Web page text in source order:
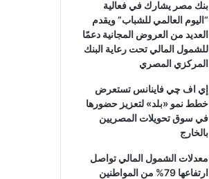
بنك مصر يشارك في فعالية
“اليوم العالمي للشباب” ويقدم
العديد من العروض المجانية دعمًا
للشمول المالي تحت رعاية البنك
المركزي المصري
إي اف چي فاينانس تستعرض
خطط نمو «بلد» لتعزيز حضورها
في سوق تحويلات المصريين
بالخارج
معدلات الشمول المالي تواصل
ارتفاعها 79% من المواطنين